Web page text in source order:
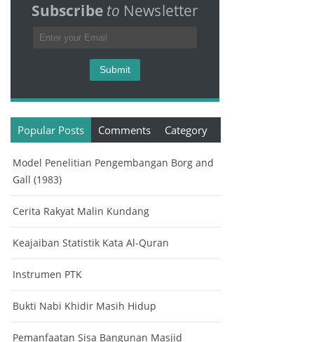
Subscribe to Newsletter
Popular Posts Comments Category
Model Penelitian Pengembangan Borg and
Gall (1983)
Cerita Rakyat Malin Kundang
Keajaiban Statistik Kata Al-Quran
Instrumen PTK
Bukti Nabi Khidir Masih Hidup
Pemanfaatan Sisa Bangunan Masjid